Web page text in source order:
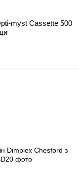
myst Cassette 500